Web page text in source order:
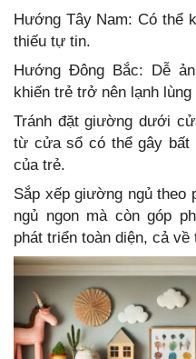
Hướng Tây Nam: Có thể
thiếu tự tin.
Hướng Đông Bắc: Dễ
khiến trẻ trở nên lạnh
Tránh đặt giường dưới
từ cửa sổ có thể gây bất
của trẻ.
Sắp xếp giường ngủ theo
ngủ ngon mà còn góp
phát triển toàn diện, cả về